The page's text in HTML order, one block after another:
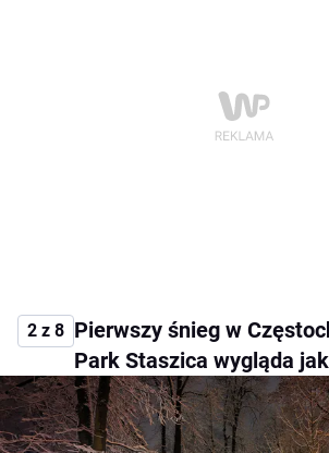
2 z 8 Pierwszy śnieg w
Park Staszica wygląda